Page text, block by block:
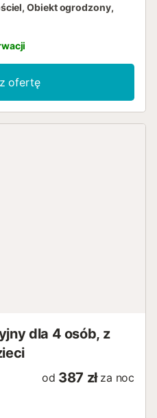
Obiekt ogrodzony,
ofertę
dla 4 osób, z
od 387 zł za noc